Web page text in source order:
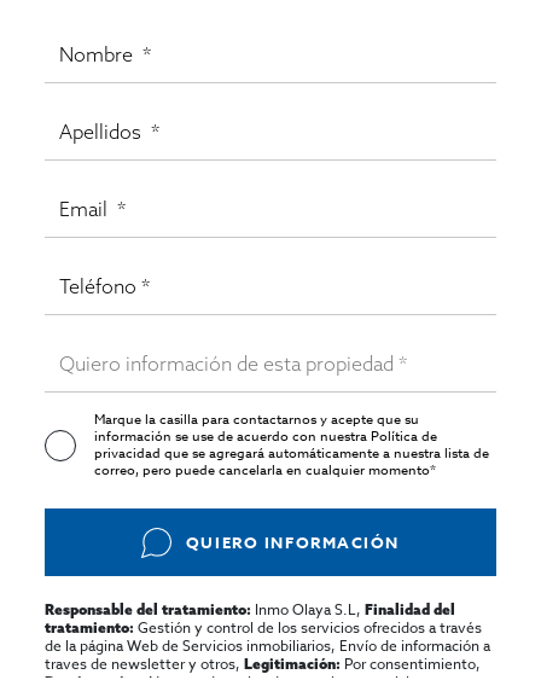
Marque la casilla para contactarnos y acepte que su
información se use de acuerdo con nuestraPolítica de
privacidadque se agregará automáticamente a nuestra lista de
correo, pero puede cancelarla en cualquier momento*
QUIERO INFORMACIÓN
Responsable del tratamiento: Inmo Olaya S.L,Finalidad del
tratamiento: Gestión y control de los servicios ofrecidos a través
de la página Web de Servicios inmobiliarios, Envío de información a
traves de newsletter y otros,Legitimación: Por consentimiento,